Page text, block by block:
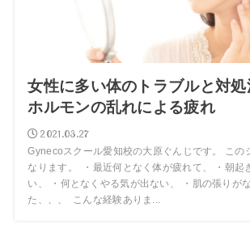
女性に多い体のトラブルと対
ホルモンの乱れによる疲れ
2021.03.27
Gynecoスクール愛知校の大原ぐんじです。 この
なります。 ・最近何となく体が疲れて、 ・朝起
い、 ・何となくやる気が出ない、 ・肌の張りが
た、、、 こんな経験ありま...